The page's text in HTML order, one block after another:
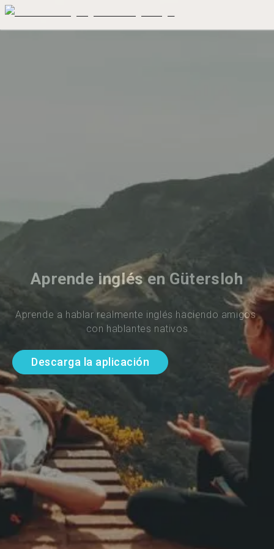
Aprende inglés en Gütersloh
Aprende a hablar realmente inglés haciendo amigos
con hablantes nativos
Descarga la aplicación